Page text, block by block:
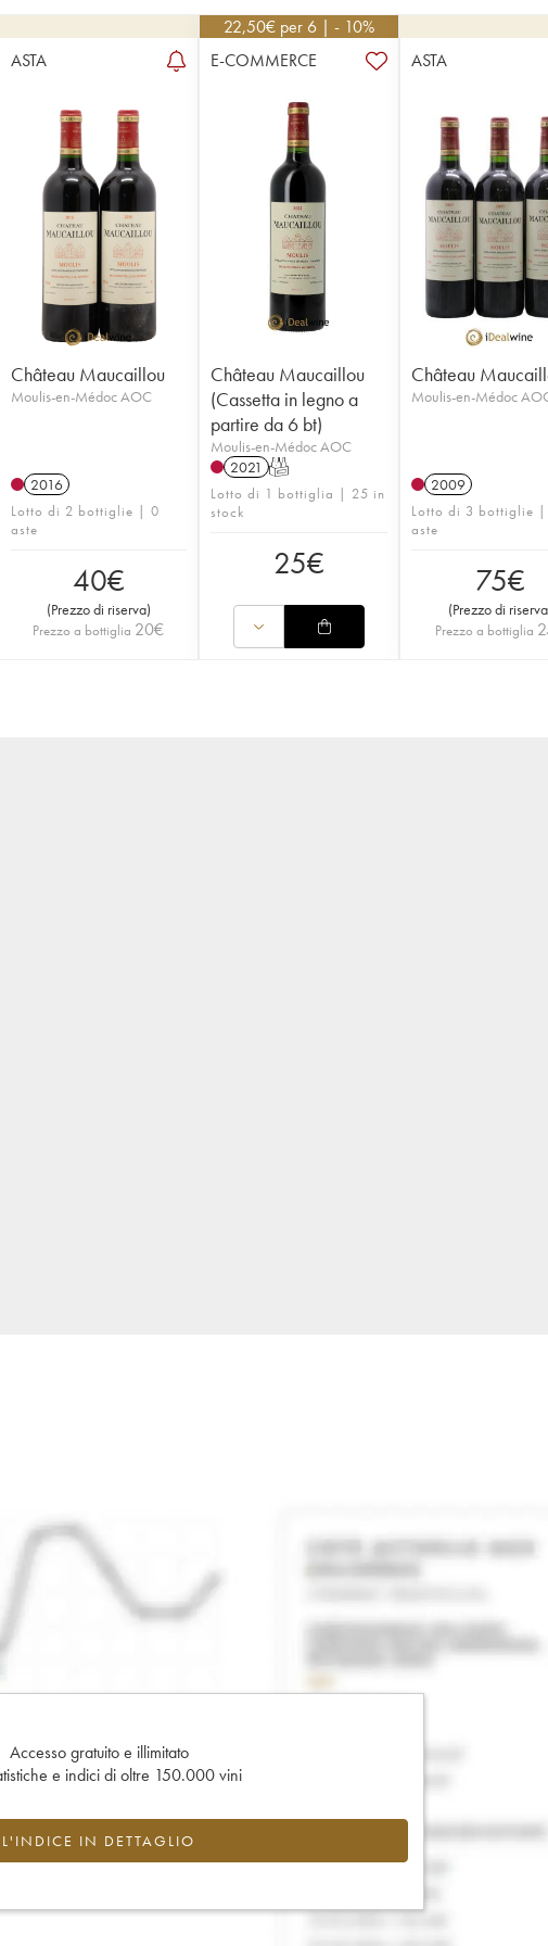
ASTA
Château Maucaillou
Moulis-en-Médoc AOC
2016
Lotto di 2 bottiglie | 0
aste
40€
(Prezzo di riserva)
Prezzo a bottiglia 20€
22,50€ per 6 | - 10%
E-COMMERCE
Château Maucaillou
(Cassetta in legno a
partire da 6 bt)
Moulis-en-Médoc AOC
2021 T
Lotto di 1 bottiglia | 25 in
stock
25€
ASTA
Château
Moulis-en-Médoc
2009
Lotto di 3 bottiglie
aste
75€
(Prezzo di riserva
Prezzo a bottiglia
Accesso gratuito e illimitato
e indici di oltre 150.000 vini
L'INDICE IN DETTAGLIO